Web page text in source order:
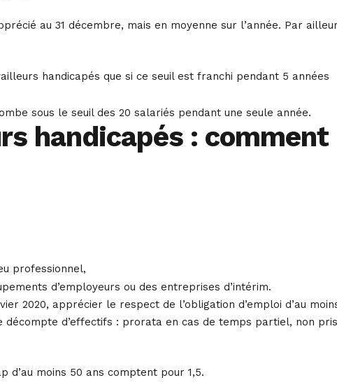
au 31 décembre, mais en moyenne sur l’année. Par
handicapés que si ce seuil est franchi pendant 5 années
sous le seuil des 20 salariés pendant une seule année.
handicapés : comment
professionnel,
d’employeurs ou des entreprises d’intérim.
2020, apprécier le respect de l’obligation d’emploi d’au
d’effectifs : prorata en cas de temps partiel, non
d’au moins 50 ans comptent pour 1,5.